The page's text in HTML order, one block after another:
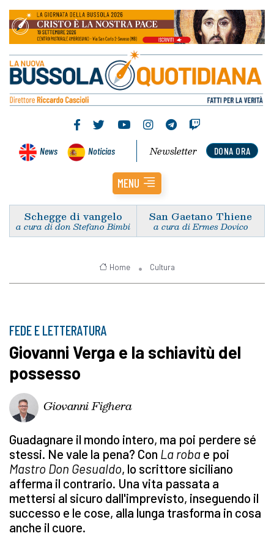
News Noticias DONA ORA
Newsletter
MENU
Schegge di vangelo
a cura di don Stefano Bimbi
San Gaetano Thiene
a cura di Ermes Dovico
Home Cultura
FEDE E LETTERATURA
Giovanni Verga e la schiavitù del
possesso
Giovanni Fighera
Guadagnare il mondo intero, ma poi perdere sé
stessi. Ne vale la pena? Con La roba e poi
Mastro Don Gesualdo, lo scrittore siciliano
afferma il contrario. Una vita passata a
mettersi al sicuro dall'imprevisto, inseguendo il
successo e le cose, alla lunga trasforma in cosa
anche il cuore.